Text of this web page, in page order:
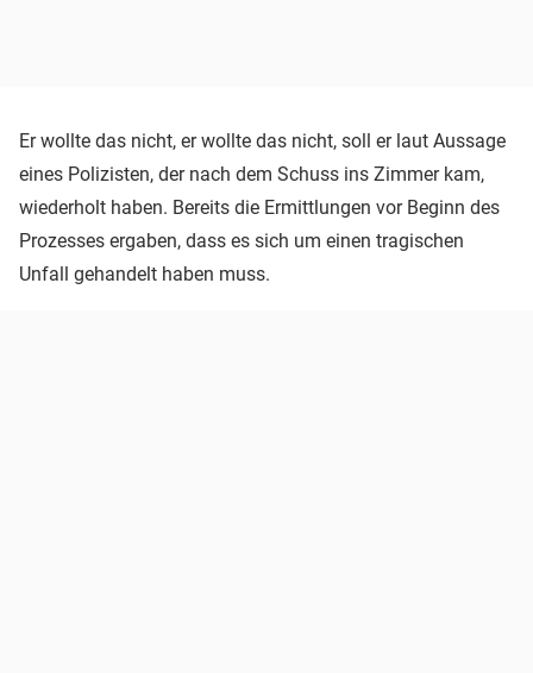
Er wollte das nicht, er wollte das nicht, soll er laut Aussage
eines Polizisten, der nach dem Schuss ins Zimmer kam,
wiederholt haben. Bereits die Ermittlungen vor Beginn des
Prozesses ergaben, dass es sich um einen tragischen
Unfall gehandelt haben muss.